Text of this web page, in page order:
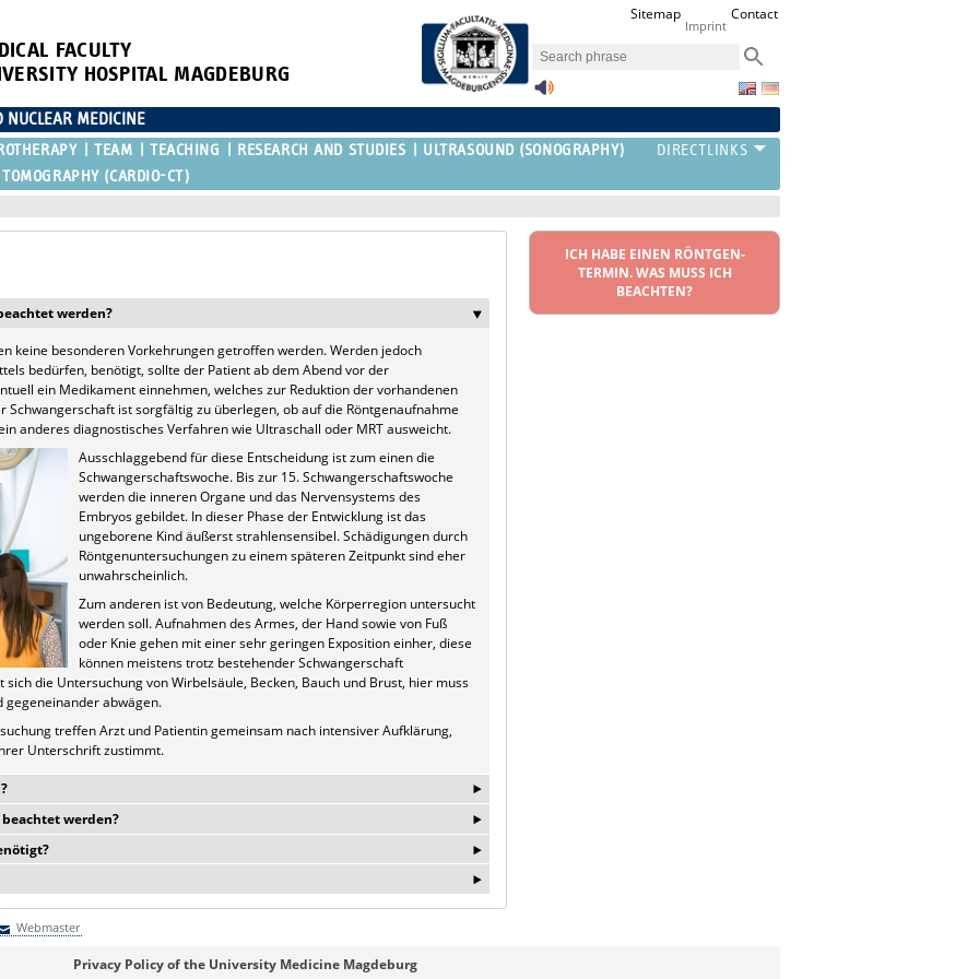
FACULTY
HOSPITAL MAGDEBURG
Sitemap
Imprint
Contact
NUCLEAR MEDICINE
TEAM TEACHING RESEARCH AND STUDIES
ULTRASOUND (SONOGRAPHY)
(CARDIO-CT)
werden? ‣
keine besonderen Vorkehrungen getroffen werden. Werden jedoch
bedürfen, benötigt, sollte der Patient ab dem Abend vor der
ein Medikament einnehmen, welches zur Reduktion der vorhandenen
ist sorgfältig zu überlegen, ob auf die Röntgenaufnahme
anderes diagnostisches Verfahren wie Ultraschall oder MRT ausweicht.
Ausschlaggebend für diese Entscheidung ist zum einen die
Schwangerschaftswoche. Bis zur 15. Schwangerschaftswoche
werden die inneren Organe und das Nervensystems des
Embryos gebildet. In dieser Phase der Entwicklung ist das
ungeborene Kind äußerst strahlensensibel. Schädigungen durch
Röntgenuntersuchungen zu einem späteren Zeitpunkt sind eher
unwahrscheinlich.
Zum anderen ist von Bedeutung, welche Körperregion untersucht
werden soll. Aufnahmen des Armes, der Hand sowie von Fuß
oder Knie gehen mit einer sehr geringen Exposition einher, diese
können meistens trotz bestehender Schwangerschaft
die Untersuchung von Wirbelsäule, Becken, Bauch und Brust, hier muss
gegeneinander abwägen.
treffen Arzt und Patientin gemeinsam nach intensiver Aufklärung,
Unterschrift zustimmt.
‣
wird der Patient gebeten den zu untersuchenden Körperteil vollkommen
Haarspangen etc. abgelegt werden, wenn diese im zu
erhält jeder Patient einen Strahlenschutz aus Blei, dieser wird um die
dort belassen. Dann erst wird der zu untersuchende Körperteil
Um die Qualität der Aufnahme nicht zu beeinträchtigen, darf sich der
Bildern. Solche Röntgenbilder können dann nicht ausgewertet
werden? ‣
keine besonderen Vorkehrungen getroffen werden. Werden jedoch
bedürfen, benötigt, sollte der Patient ab dem Abend vor der
ein Medikament einnehmen, welches zur Reduktion der vorhandenen
wie Ultraschall oder MRT ausweicht.
‣
zu untersuchenden Gewebe ab. Werden dichte Strukturen wie Knochen
die den Kontrast verstärkt. Werden jedoch Bilder des
Substanz, die den Kontrast der Organe verstärken kann, einem
für die Darstellung von Blutgefäßen verwendet man Kontrastmittel, da
‣
("Auskugelungen")
ICH HABE EINEN RÖNTGEN-
TERMIN. WAS MUSS ICH
BEACHTEN?
Webmaster
Privacy Policy of the University Medicine Magdeburg